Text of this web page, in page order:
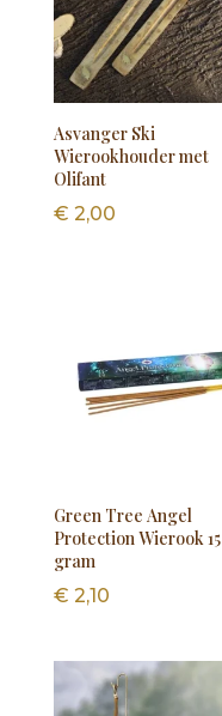
Asvanger Ski
Wierookhouder met
Olifant
€ 2,00
Green Tree Angel
Protection Wierook 15
gram
€ 2,10